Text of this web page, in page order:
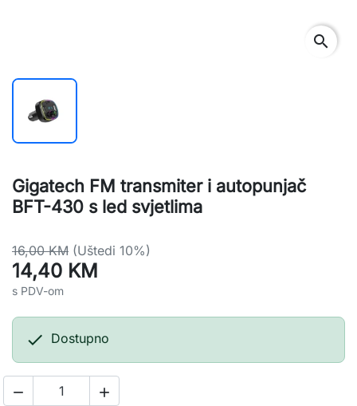
search
Gigatech FM transmiter i autopunjač
BFT-430 s led svjetlima
16,00 KM (Uštedi 10%)
14,40 KM
s PDV-om
 Dostupno
 